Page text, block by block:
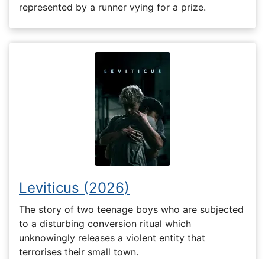
represented by a runner vying for a prize.
Leviticus (2026)
The story of two teenage boys who are subjected
to a disturbing conversion ritual which
unknowingly releases a violent entity that
terrorises their small town.